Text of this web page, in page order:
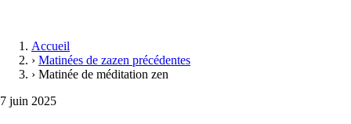
Accueil
› Matinées de zazen précédentes
› Matinée de méditation zen
7 juin 2025